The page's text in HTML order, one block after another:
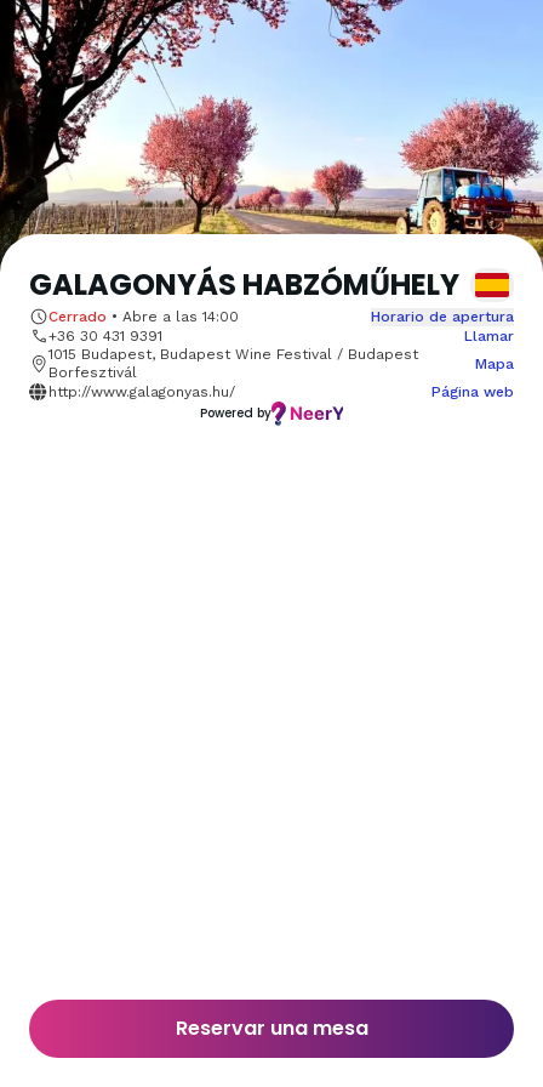
GALAGONYÁS HABZÓMŰHELY
Cerrado • Abre a las 14:00
Horario de apertura
+36 30 431 9391
Llamar
1015 Budapest, Budapest Wine Festival / Budapest
Borfesztivál
Mapa
http://www.galagonyas.hu/
Página web
Powered by
Reservar una mesa